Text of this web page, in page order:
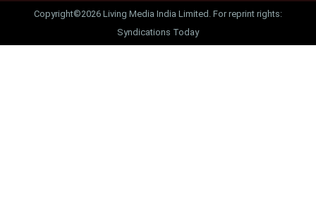
Copyright©2026 Living Media India Limited. For reprint rights:
Syndications Today